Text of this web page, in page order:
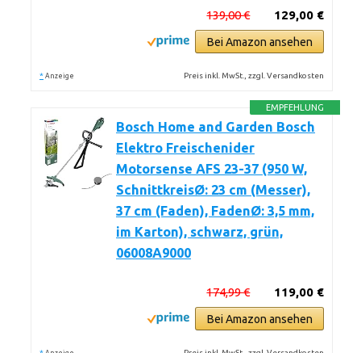
129,00 €
139,00 €
Bei Amazon ansehen
* Anzeige Preis inkl. MwSt., zzgl. Versandkosten
EMPFEHLUNG
Bosch Home and Garden Bosch
Elektro Freischenider
Motorsense AFS 23-37 (950 W,
SchnittkreisØ: 23 cm (Messer),
37 cm (Faden), FadenØ: 3,5 mm,
im Karton), schwarz, grün,
06008A9000
119,00 €
174,99 €
Bei Amazon ansehen